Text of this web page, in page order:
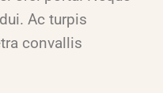
Ac turpis
convallis